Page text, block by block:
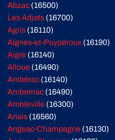
Abzac (16500)
Les Adjots (16700)
Agris (16110)
Aignes-et-Puypéroux (16190)
Aigre (16140)
Alloue (16490)
Ambérac (16140)
Ambernac (16490)
Ambleville (16300)
Anais (16560)
Angeac-Champagne (16130)